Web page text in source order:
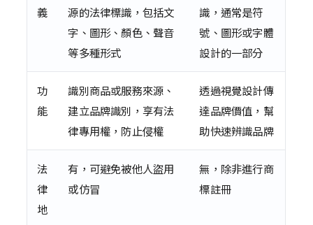
義
源的法律標識，包括文
字、圖形、顏色、聲音
等多種形式
識，通常是符
號、圖形或字體
設計的一部分
功
能
識別商品或服務來源、
建立品牌識別，享有法
律專用權，防止侵權
透過視覺設計傳
達品牌價值，幫
助快速辨識品牌
法
律
地
有，可避免被他人盜用
或仿冒
無，除非進行商
標註冊